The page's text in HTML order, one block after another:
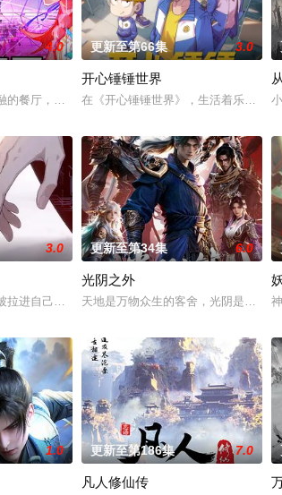
4.0
的餐厅，下一秒竟然血流成河……明明是爱民如子的
更新至第66集 3.0
开心锤锤世界
在《开心锤锤世界》，生活着乐观善
3.0
拉进自己精心打造的数字世界时，他原本以为能在这
更新至第34集 6.0
光阴之外
天地是万物众生的客舍，光阴是古往
1.0 更新至第186集 7.0
凡人修仙传